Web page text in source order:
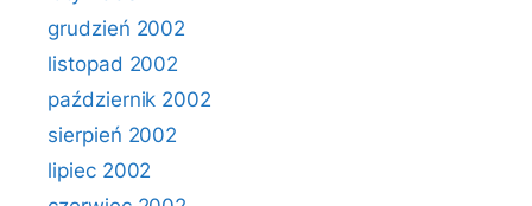
grudzień 2002
listopad 2002
październik 2002
sierpień 2002
lipiec 2002